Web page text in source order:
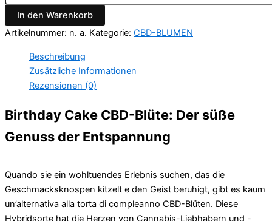
In den Warenkorb
Artikelnummer: n. a. Kategorie: CBD-BLUMEN
Beschreibung
Zusätzliche Informationen
Rezensionen (0)
Birthday Cake CBD-Blüte: Der süße
Genuss der Entspannung
Quando sie ein wohltuendes Erlebnis suchen, das die
Geschmacksknospen kitzelt e den Geist beruhigt, gibt es kaum
un’alternativa alla torta di compleanno CBD-Blüten. Diese
Hybridsorte hat die Herzen von Cannabis-Liebhabern und -